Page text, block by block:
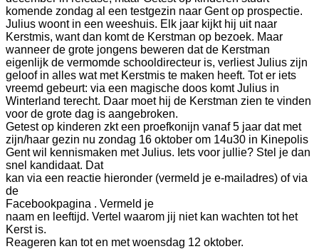
komende zondag al een testgezin naar Gent op prospectie.
Julius woont in een weeshuis. Elk jaar kijkt hij uit naar
Kerstmis, want dan komt de Kerstman op bezoek. Maar
wanneer de grote jongens beweren dat de Kerstman
eigenlijk de vermomde schooldirecteur is, verliest Julius zijn
geloof in alles wat met Kerstmis te maken heeft. Tot er iets
vreemd gebeurt: via een magische doos komt Julius in
Winterland terecht. Daar moet hij de Kerstman zien te vinden
voor de grote dag is aangebroken.
Getest op kinderen zkt een proefkonijn vanaf 5 jaar dat met
zijn/haar gezin nu zondag 16 oktober om 14u30 in Kinepolis
Gent wil kennismaken met Julius. Iets voor jullie? Stel je dan
snel kandidaat. Dat
kan via een reactie hieronder (vermeld je e-mailadres) of via
de
Facebookpagina . Vermeld je
naam en leeftijd. Vertel waarom jij niet kan wachten tot het
Kerst is.
Reageren kan tot en met woensdag 12 oktober.